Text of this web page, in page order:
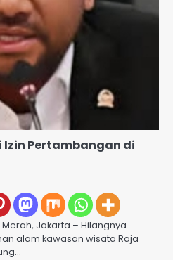
Izin Pertambangan di
Jakarta – Hilangnya
alam kawasan wisata Raja